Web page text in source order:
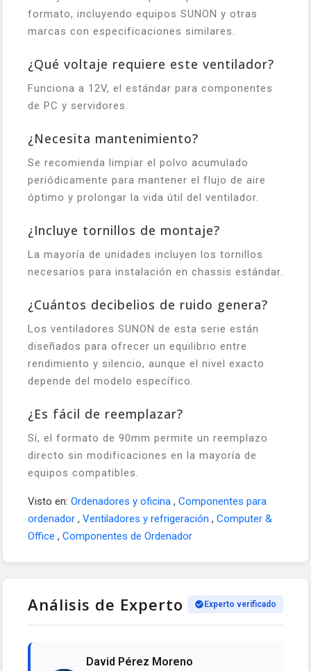
formato, incluyendo equipos SUNON y otras
marcas con especificaciones similares.
¿Qué voltaje requiere este ventilador?
Funciona a 12V, el estándar para componentes
de PC y servidores.
¿Necesita mantenimiento?
Se recomienda limpiar el polvo acumulado
periódicamente para mantener el flujo de aire
óptimo y prolongar la vida útil del ventilador.
¿Incluye tornillos de montaje?
La mayoría de unidades incluyen los tornillos
necesarios para instalación en chassis estándar.
¿Cuántos decibelios de ruido genera?
Los ventiladores SUNON de esta serie están
diseñados para ofrecer un equilibrio entre
rendimiento y silencio, aunque el nivel exacto
depende del modelo específico.
¿Es fácil de reemplazar?
Sí, el formato de 90mm permite un reemplazo
directo sin modificaciones en la mayoría de
equipos compatibles.
Visto en: Ordenadores y oficina , Componentes para
ordenador , Ventiladores y refrigeración , Computer &
Office , Componentes de Ordenador
Análisis de Experto Experto verificado
David Pérez Moreno